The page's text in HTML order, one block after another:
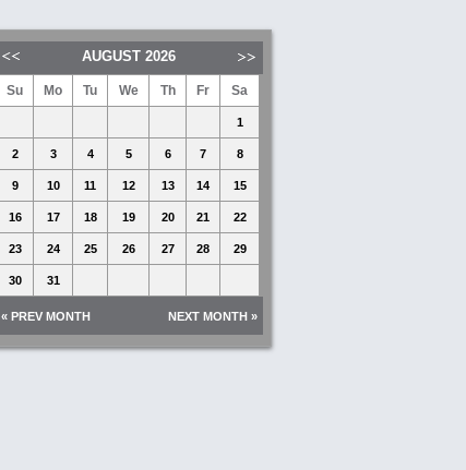
AUGUST 2026
Su Mo Tu We Th Fr Sa
1
2 3 4 5 6 7 8
9 10 11 12 13 14 15
16 17 18 19 20 21 22
23 24 25 26 27 28 29
30 31
« PREV MONTH NEXT MONTH »